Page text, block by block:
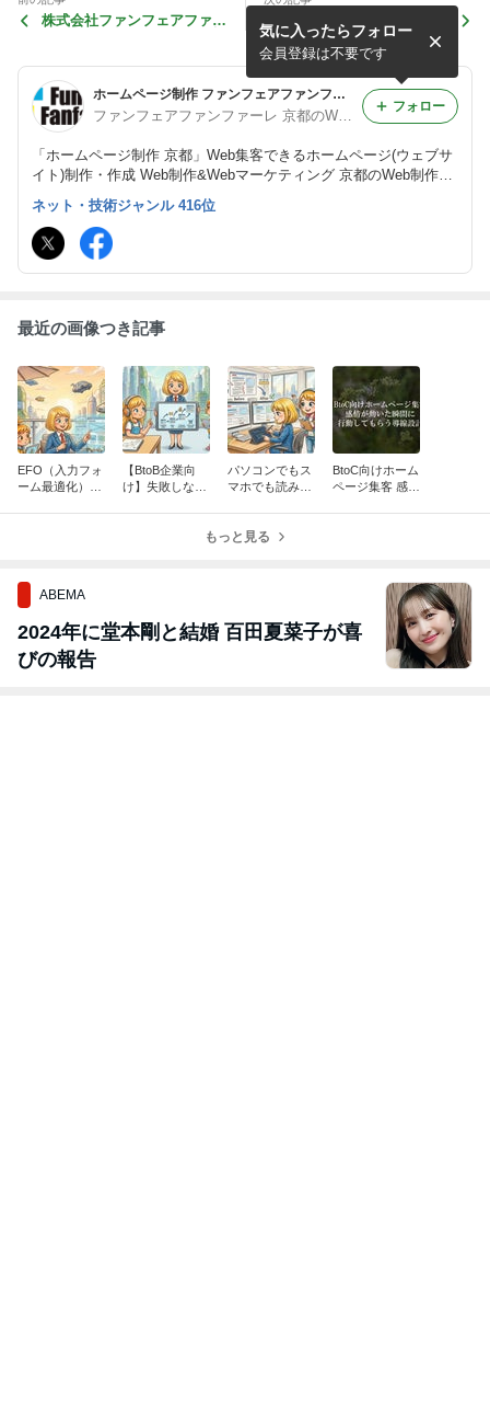
株式会社ファンフェアファン
数年前に安く作ったWordPr
ess、そのまま放置していま
せんか？
ホームページ制作 ファンフェアファンファーレ 京都のWeb制作会社
ファンフェアファンファーレ 京都のWeb制作会社 ホームページ制作会社
「ホームページ制作 京都」Web集客できるホームページ(ウェブサ
イト)制作・作成 Web制作&Webマーケティング 京都のWeb制作会
社（ホームページ制作会社）ファンフェアファンファーレのアメブ
ロ
気に入ったらフォロー
会員登録は不要です
フォロー
ネット・技術ジャンル 416位
最近の画像つき記事
EFO（入力フォ
ーム最適化）で
【BtoB企業向
け】失敗しない
パソコンでもス
マホでも読みや
行と余白を整え
BtoC向けホーム
ページ集客 感情
もっと見る
ABEMA
2024年に堂本剛と結婚 百田夏菜子が喜
びの報告